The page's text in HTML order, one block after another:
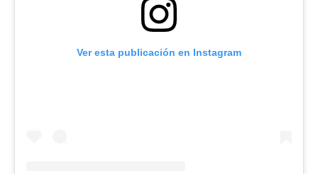
Ver esta publicación en Instagram